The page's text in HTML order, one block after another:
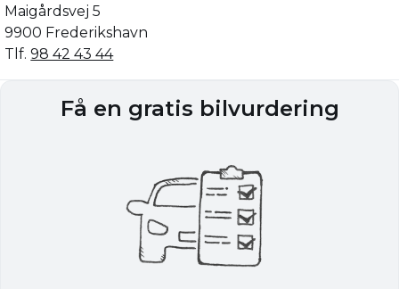
Maigårdsvej 5
9900 Frederikshavn
Tlf.98 42 43 44
Få en gratis bilvurdering